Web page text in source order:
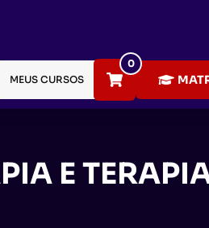
MEUS CURSOS
0
E